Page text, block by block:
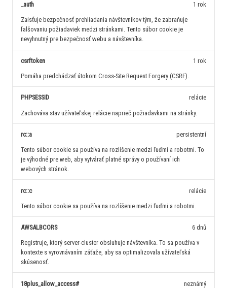
_auth
Zaisťuje bezpečnosť prehliadania návštevníkov tým, že zabraňuje
falšovaniu požiadaviek medzi stránkami. Tento súbor cookie je
nevyhnutný pre bezpečnosť webu a návštevníka.
1 rok
csrftoken
Pomáha predchádzať útokom Cross-Site Request Forgery (CSRF).
1 rok
PHPSESSID
Zachováva stav užívateľskej relácie naprieč požiadavkami na stránky.
relácie
rc::a
Tento súbor cookie sa používa na rozlíšenie medzi ľuďmi a robotmi. To
je výhodné pre web, aby vytvárať platné správy o používaní ich
webových stránok.
persistentní
rc::c
Tento súbor cookie sa používa na rozlíšenie medzi ľuďmi a robotmi.
relácie
AWSALBCORS
Registruje, ktorý server-cluster obsluhuje návštevníka. To sa používa v
kontexte s vyrovnávaním záťaže, aby sa optimalizovala užívateľská
skúsenosť.
6 dnů
18plus_allow_access# neznámý